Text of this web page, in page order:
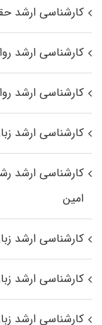
کارشناسی ارشد
کارشناسی ارشد
کارشناسی ارشد
کارشناسی ارشد
کارشناسی ارشد
اﻣﻴﻦ
کارشناسی ارشد
کارشناسی ارشد
کارشناسی ارشد